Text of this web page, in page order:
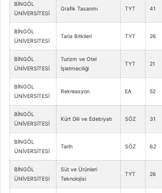
BİNGÖL
ÜNİVERSİTESİ
Grafik Tasarımı TYT 41
BİNGÖL
ÜNİVERSİTESİ
Tarla Bitkileri TYT 26
BİNGÖL
ÜNİVERSİTESİ
Turizm ve Otel
İşletmeciliği
TYT 21
BİNGÖL
ÜNİVERSİTESİ
Rekreasyon EA 52
BİNGÖL
ÜNİVERSİTESİ
Kürt Dili ve Edebiyatı SÖZ 31
BİNGÖL
ÜNİVERSİTESİ
Tarih SÖZ 62
BİNGÖL
ÜNİVERSİTESİ
Süt ve Ürünleri
Teknolojisi
TYT 26